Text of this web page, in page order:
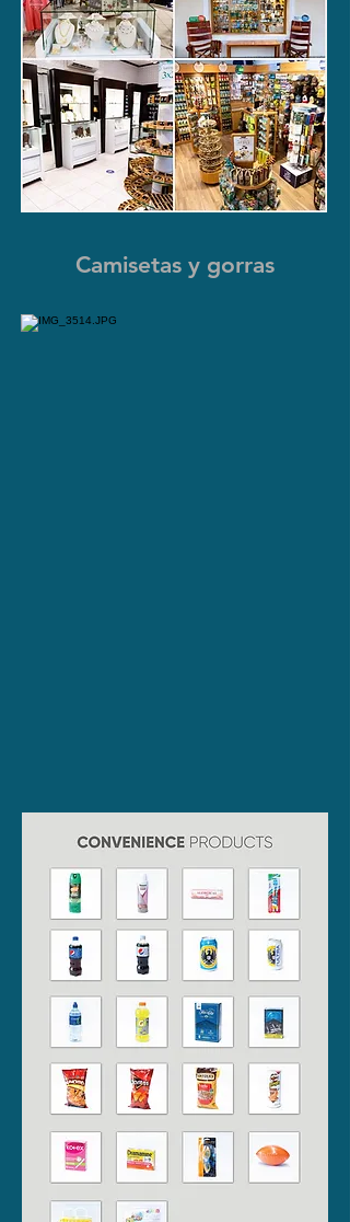
Camisetas y gorras